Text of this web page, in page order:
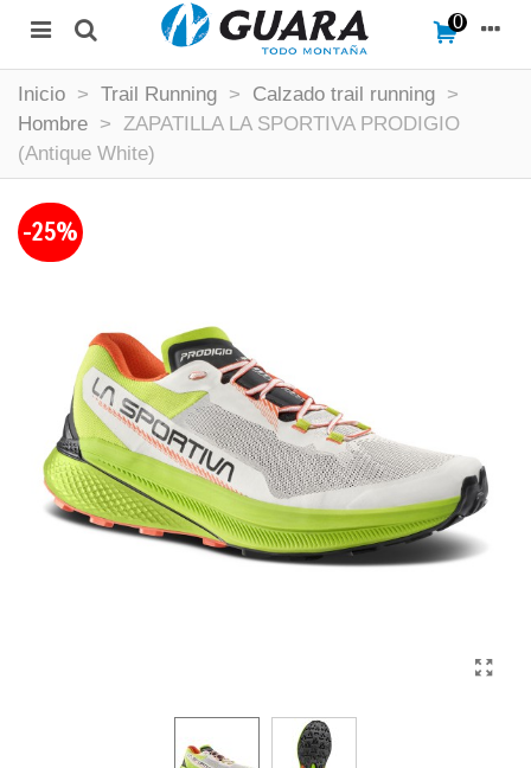
0
Inicio > Trail Running > Calzado trail running >
Hombre > ZAPATILLA LA SPORTIVA PRODIGIO
(Antique White)
-25%